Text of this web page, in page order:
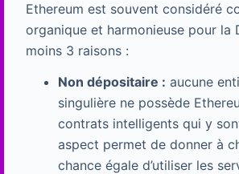
Ethereum est souvent considéré
organique et harmonieuse pour la
moins 3 raisons :
Non dépositaire : aucune
singulière ne possède
contrats intelligents qui y
aspect permet de donner à
chance égale d’utiliser les